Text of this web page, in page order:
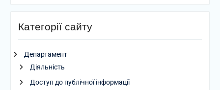
Категорії сайту
Департамент
Діяльність
Доступ до публічної інформації